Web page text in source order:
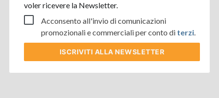
voler ricevere la Newsletter.
Acconsento all'invio di comunicazioni
promozionali e commerciali per conto di terzi.
ISCRIVITI ALLA NEWSLETTER